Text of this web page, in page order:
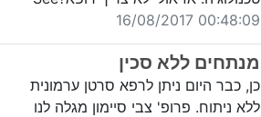
00:48:09 16/08/2017
מנתחים ללא סכין
כן, כבר היום ניתן לרפא סרטן ערמונית
ללא ניתוח. פרופ' צבי סיימון מגלה לנו